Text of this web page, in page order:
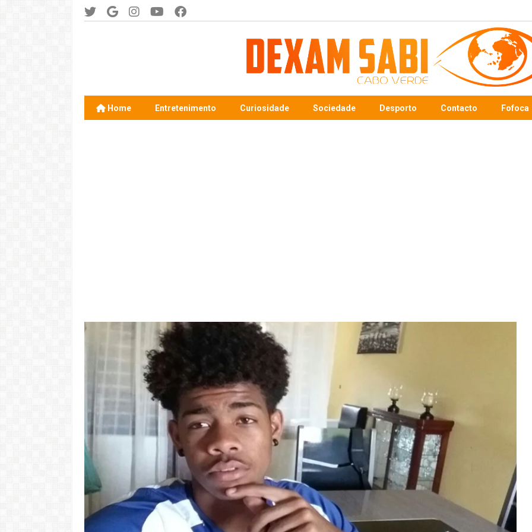
Home Entretenimento Curiosidade Sociedade Desporto Contacto Fofoca
Video: Caboverdiana konta
motivo ki fazel larga
Portugal pa volta pa Cabo
Verde
LER MAIS
"Com 16 anos fui para cama
com o Presidente "
LER MAIS